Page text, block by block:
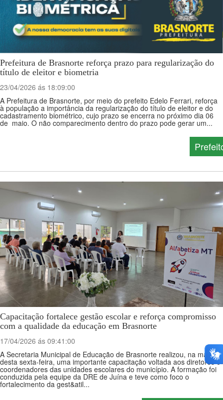
Prefeitura de Brasnorte reforça prazo para regularização do
título de eleitor e biometria
23/04/2026 ás 18:09:00
A Prefeitura de Brasnorte, por meio do prefeito Edelo Ferrari, reforça
à população a importância da regularização do título de eleitor e do
cadastramento biométrico, cujo prazo se encerra no próximo dia 06
de maio. O não comparecimento dentro do prazo pode gerar um...
Capacitação fortalece gestão escolar e reforça compromisso
com a qualidade da educação em Brasnorte
17/04/2026 ás 09:41:00
A Secretaria Municipal de Educação de Brasnorte realizou, na manhã
desta sexta-feira, uma importante capacitação voltada aos diretores e
coordenadores das unidades escolares do município. A formação foi
conduzida pela equipe da DRE de Juína e teve como foco o
fortalecimento da gest&atil...